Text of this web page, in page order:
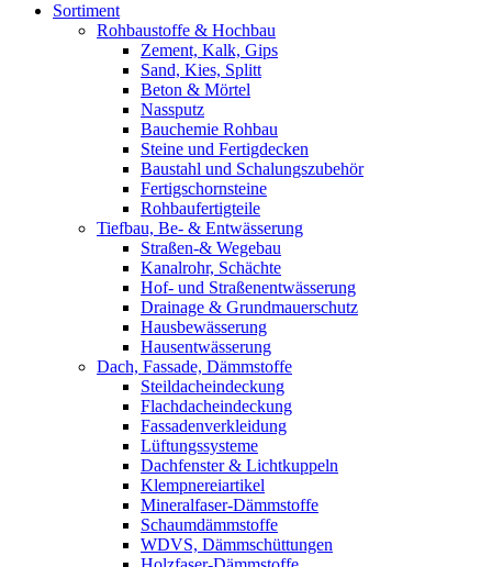
Sortiment
Rohbaustoffe & Hochbau
Zement, Kalk, Gips
Sand, Kies, Splitt
Beton & Mörtel
Nassputz
Bauchemie Rohbau
Steine und Fertigdecken
Baustahl und Schalungszubehör
Fertigschornsteine
Rohbaufertigteile
Tiefbau, Be- & Entwässerung
Straßen-& Wegebau
Kanalrohr, Schächte
Hof- und Straßenentwässerung
Drainage & Grundmauerschutz
Hausbewässerung
Hausentwässerung
Dach, Fassade, Dämmstoffe
Steildacheindeckung
Flachdacheindeckung
Fassadenverkleidung
Lüftungssysteme
Dachfenster & Lichtkuppeln
Klempnereiartikel
Mineralfaser-Dämmstoffe
Schaumdämmstoffe
WDVS, Dämmschüttungen